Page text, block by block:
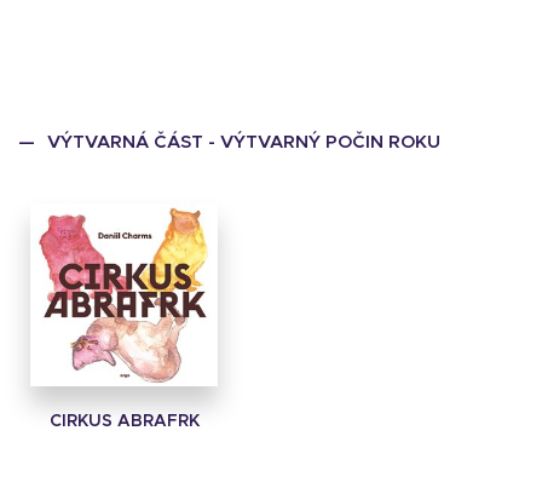
VÝTVARNÁ ČÁST - VÝTVARNÝ POČIN ROKU
CIRKUS ABRAFRK